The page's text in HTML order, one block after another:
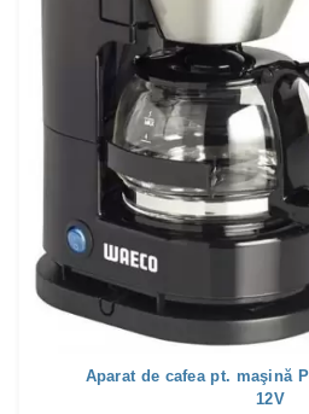
Aparat de cafea pt. maşină
12V